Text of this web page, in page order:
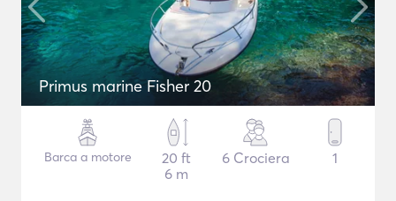
Primus marine Fisher 20
Barca a motore
20 ft
6 m
6 Crociera 1